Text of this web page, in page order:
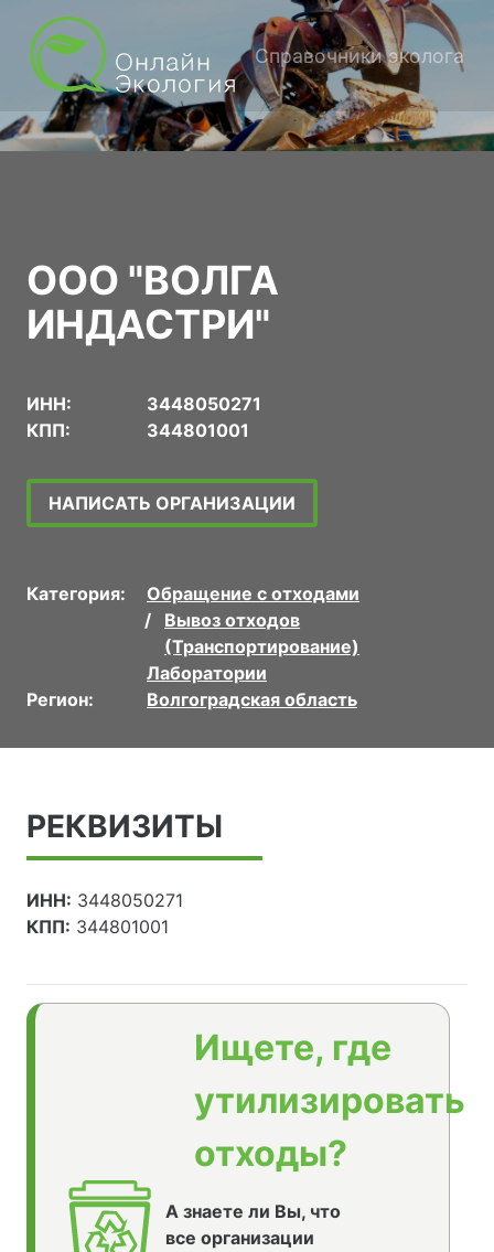
Справочники эколога
ООО "ВОЛГА
ИНДАСТРИ"
ИНН:
3448050271
КПП:
344801001
НАПИСАТЬ ОРГАНИЗАЦИИ
Категория:
Обращение с отходами
Вывоз отходов
(Транспортирование)
Лаборатории
Регион:
Волгоградская область
РЕКВИЗИТЫ
ИНН: 3448050271
КПП: 344801001
Ищете, где
утилизировать
отходы?
А знаете ли Вы, что
все организации